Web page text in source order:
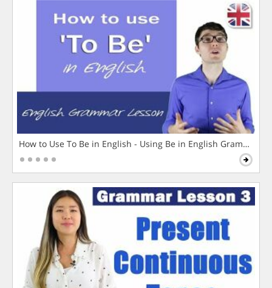
How to Use To Be in English - Using Be in English Grammar